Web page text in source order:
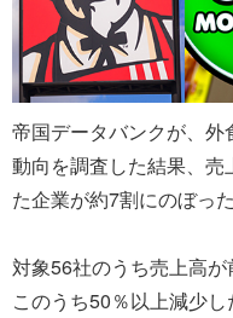
帝国データバンクが、
動向を調査した結果、
た企業が約7割にのぼっ
対象56社のうち売上高が
このうち50％以上減少